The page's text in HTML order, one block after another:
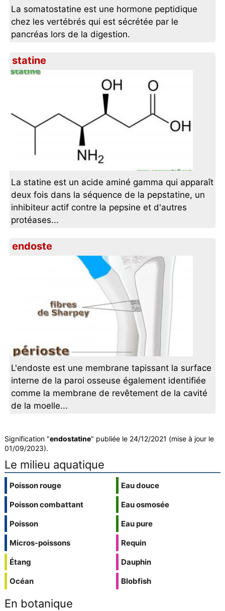
La somatostatine est une hormone peptidique
chez les vertébrés qui est sécrétée par le
pancréas lors de la digestion.
statine
La statine est un acide aminé gamma qui apparaît
deux fois dans la séquence de la pepstatine, un
inhibiteur actif contre la pepsine et d'autres
protéases...
endoste
L'endoste est une membrane tapissant la surface
interne de la paroi osseuse également identifiée
comme la membrane de revêtement de la cavité
de la moelle...
Signification "endostatine" publiée le 24/12/2021 (mise à jour le
01/09/2023).
Le milieu aquatique
Poisson rouge
Poisson combattant
Poisson
Micros-poissons
Étang
Océan
Eau douce
Eau osmosée
Eau pure
Requin
Dauphin
Blobfish
En botanique